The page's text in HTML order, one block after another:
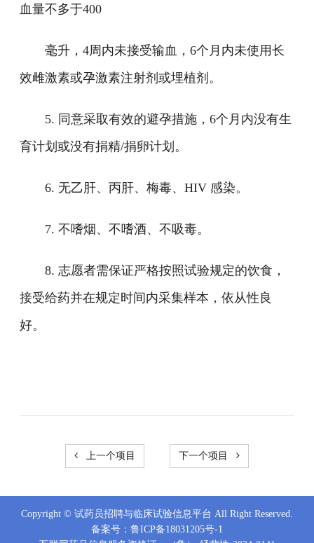
血量不多于400
毫升，4周内未接受输血，6个月内未使用长
效雌激素或孕激素注射剂或埋植剂。
5. 同意采取有效的避孕措施，6个月内没有生
育计划或没有捐精/捐卵计划。
6. 无乙肝、丙肝、梅毒、HIV 感染。
7. 不嗜烟、不嗜酒、不吸毒。
8. 志愿者需保证严格按照试验规定的饮食，
接受给药并在规定时间内采集样本，依从性良
好。
上一个项目 下一个项目
Copyright © 试药员招聘与临床试验信息平台 All Right Reserved.
备案号： 鲁ICP备18031205号-1